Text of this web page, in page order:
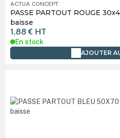
ACTUA CONCEPT
PASSE PARTOUT ROUGE
baisse
1,88 € HT
En stock
AJOUTER